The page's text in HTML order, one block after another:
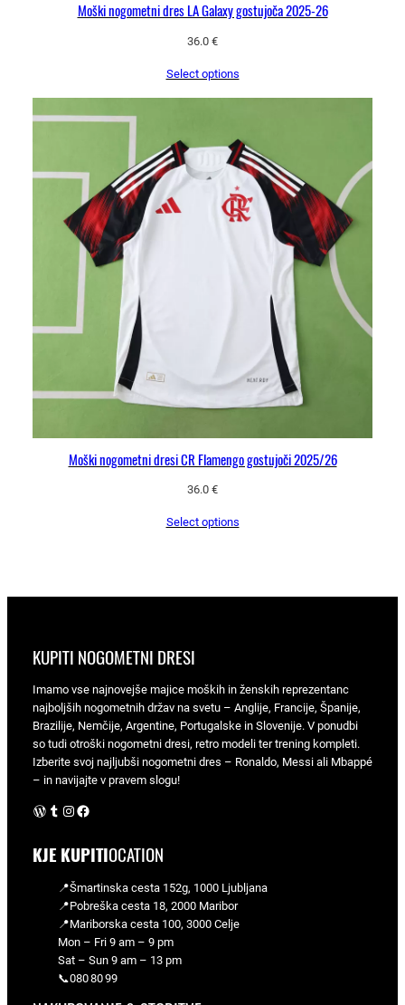
Moški nogometni dres LA Galaxy gostujoča 2025-26
36.0 €
Select options
Moški nogometni dresi CR Flamengo gostujoči 2025/26
36.0 €
Select options
KUPITI NOGOMETNI DRESI
Imamo vse najnovejše majice moških in ženskih reprezentanc
najboljših nogometnih držav na svetu – Anglije, Francije, Španije,
Brazilije, Nemčije, Argentine, Portugalske in Slovenije. V ponudbi
so tudi otroški nogometni dresi, retro modeli ter trening kompleti.
Izberite svoj najljubši nogometni dres – Ronaldo, Messi ali Mbappé
– in navijajte v pravem slogu!
WordPress Instagram Facebook
KJE KUPITIOCATION
📍Šmartinska cesta 152g, 1000 Ljubljana
📍Pobreška cesta 18, 2000 Maribor
📍Mariborska cesta 100, 3000 Celje
Mon – Fri 9 am – 9 pm
Sat – Sun 9 am – 13 pm
📞080 80 99